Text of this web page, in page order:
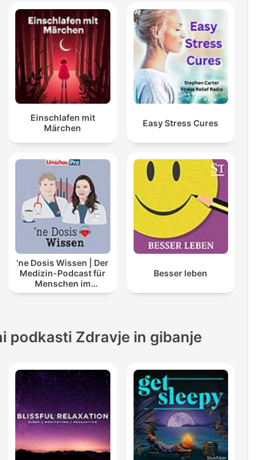
Einschlafen mit
Märchen
Easy Stress Cures
'ne Dosis Wissen | Der
Medizin-Podcast für
Menschen im
Gesundheitswesen
Besser leben
podkasti Zdravje in gibanje